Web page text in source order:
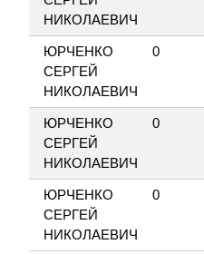
НИКОЛАЕВИЧ
ЮРЧЕНКО
СЕРГЕЙ
НИКОЛАЕВИЧ
0
ЮРЧЕНКО
СЕРГЕЙ
НИКОЛАЕВИЧ
0
ЮРЧЕНКО
СЕРГЕЙ
НИКОЛАЕВИЧ
0